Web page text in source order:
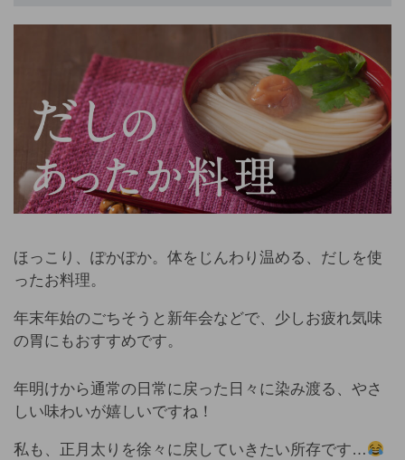
ほっこり、ぽかぽか。体をじんわり温める、だしを使
ったお料理。
年末年始のごちそうと新年会などで、少しお疲れ気味
の胃にもおすすめです。
年明けから通常の日常に戻った日々に染み渡る、やさ
しい味わいが嬉しいですね！
私も、正月太りを徐々に戻していきたい所存です…